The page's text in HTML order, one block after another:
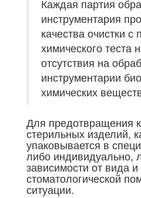
Каждая партия
инструментария
качества очистки с
химического теста
отсутствия на
инструментарии
химических
Для предотвращения
стерильных изделий,
упаковывается в
либо индивидуально,
зависимости от вида
стоматологической
ситуации.